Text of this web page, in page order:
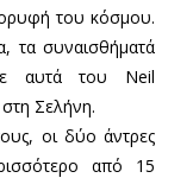
του κόσμου.
τα συναισθήματά
αυτά του Neil
Σελήνη.
οι δύο άντρες
από 15